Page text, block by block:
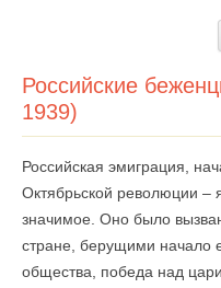
Российские
1939)
Российская эмиграция,
Октябрьской революции –
значимое. Оно было
стране, берущими начало
общества, победа над